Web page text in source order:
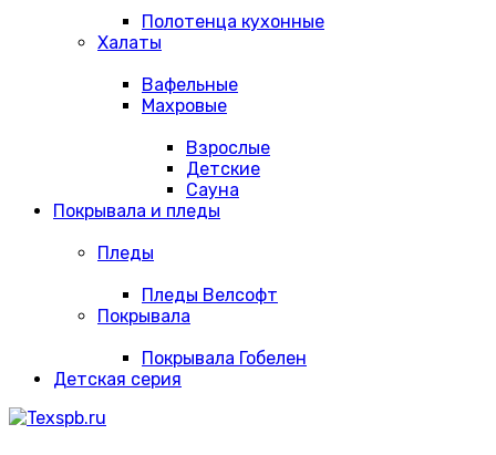
Полотенца кухонные
Халаты
Вафельные
Махровые
Взрослые
Детские
Сауна
Покрывала и пледы
Пледы
Пледы Велсофт
Покрывала
Покрывала Гобелен
Детская серия